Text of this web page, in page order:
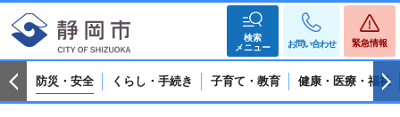
検索
メニュー
お問い合わせ 緊急情報
防災・安全 くらし・手続き 子育て・教育 健康・医療・福祉